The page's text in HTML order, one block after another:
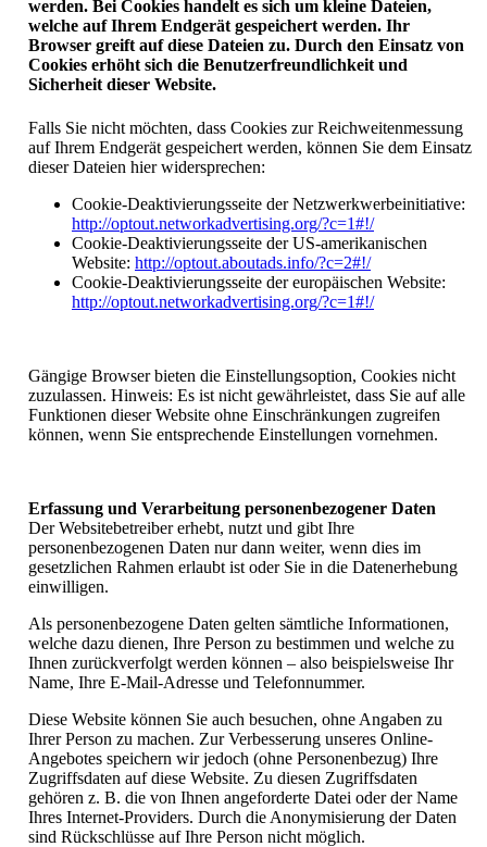
werden. Bei Cookies handelt es sich um kleine Dateien,
welche auf Ihrem Endgerät gespeichert werden. Ihr
Browser greift auf diese Dateien zu. Durch den Einsatz von
Cookies erhöht sich die Benutzerfreundlichkeit und
Sicherheit dieser Website.
Falls Sie nicht möchten, dass Cookies zur Reichweitenmessung
auf Ihrem Endgerät gespeichert werden, können Sie dem Einsatz
dieser Dateien hier widersprechen:
Cookie-Deaktivierungsseite der Netzwerkwerbeinitiative:
http://optout.networkadvertising.org/?c=1#!/
Cookie-Deaktivierungsseite der US-amerikanischen
Website: http://optout.aboutads.info/?c=2#!/
Cookie-Deaktivierungsseite der europäischen Website:
http://optout.networkadvertising.org/?c=1#!/
Gängige Browser bieten die Einstellungsoption, Cookies nicht
zuzulassen. Hinweis: Es ist nicht gewährleistet, dass Sie auf alle
Funktionen dieser Website ohne Einschränkungen zugreifen
können, wenn Sie entsprechende Einstellungen vornehmen.
Erfassung und Verarbeitung personenbezogener Daten
Der Websitebetreiber erhebt, nutzt und gibt Ihre
personenbezogenen Daten nur dann weiter, wenn dies im
gesetzlichen Rahmen erlaubt ist oder Sie in die Datenerhebung
einwilligen.
Als personenbezogene Daten gelten sämtliche Informationen,
welche dazu dienen, Ihre Person zu bestimmen und welche zu
Ihnen zurückverfolgt werden können – also beispielsweise Ihr
Name, Ihre E-Mail-Adresse und Telefonnummer.
Diese Website können Sie auch besuchen, ohne Angaben zu
Ihrer Person zu machen. Zur Verbesserung unseres Online-
Angebotes speichern wir jedoch (ohne Personenbezug) Ihre
Zugriffsdaten auf diese Website. Zu diesen Zugriffsdaten
gehören z. B. die von Ihnen angeforderte Datei oder der Name
Ihres Internet-Providers. Durch die Anonymisierung der Daten
sind Rückschlüsse auf Ihre Person nicht möglich.